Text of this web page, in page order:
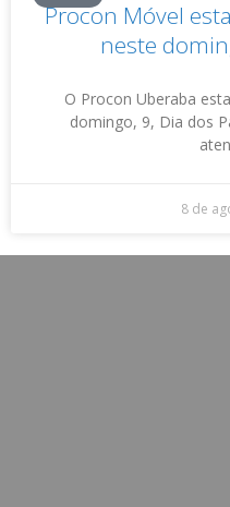
Procon Móvel
neste
O Procon Uberaba
domingo, 9, Dia dos
8 de